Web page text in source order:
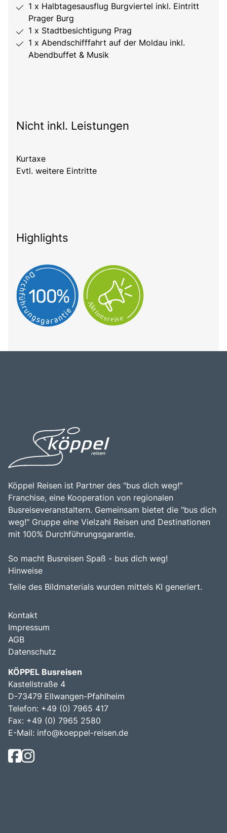
1 x Halbtagesausflug Burgviertel inkl. Eintritt
Prager Burg
1 x Stadtbesichtigung Prag
1 x Abendschifffahrt auf der Moldau inkl.
Abendbuffet & Musik
Nicht inkl. Leistungen
Kurtaxe
Evtl. weitere Eintritte
Highlights
Köppel Reisen ist Partner des "bus dich weg!"
Franchise, eine Kooperation von regionalen
Busreiseveranstaltern. Gemeinsam bietet die "bus dich
weg!" Gruppe eine Vielzahl Reisen und Destinationen
mit 100% Durchführungsgarantie.
So macht Busreisen Spaß - bus dich weg!
Hinweise
Teile des Bildmaterials wurden mittels KI generiert.
Kontakt
Impressum
AGB
Datenschutz
KÖPPEL Busreisen
Kastellstraße 4
D-73479 Ellwangen-Pfahlheim
Telefon: +49 (0) 7965 417
Fax: +49 (0) 7965 2580
E-Mail: info@koeppel-reisen.de